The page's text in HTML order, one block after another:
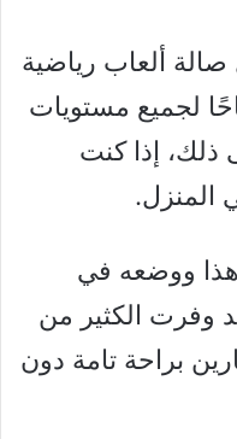
ألعاب رياضية
لجميع مستويات
ذلك، إذا كنت
المنزل.
ووضعه في
وفرت الكثير من
براحة تامة دون